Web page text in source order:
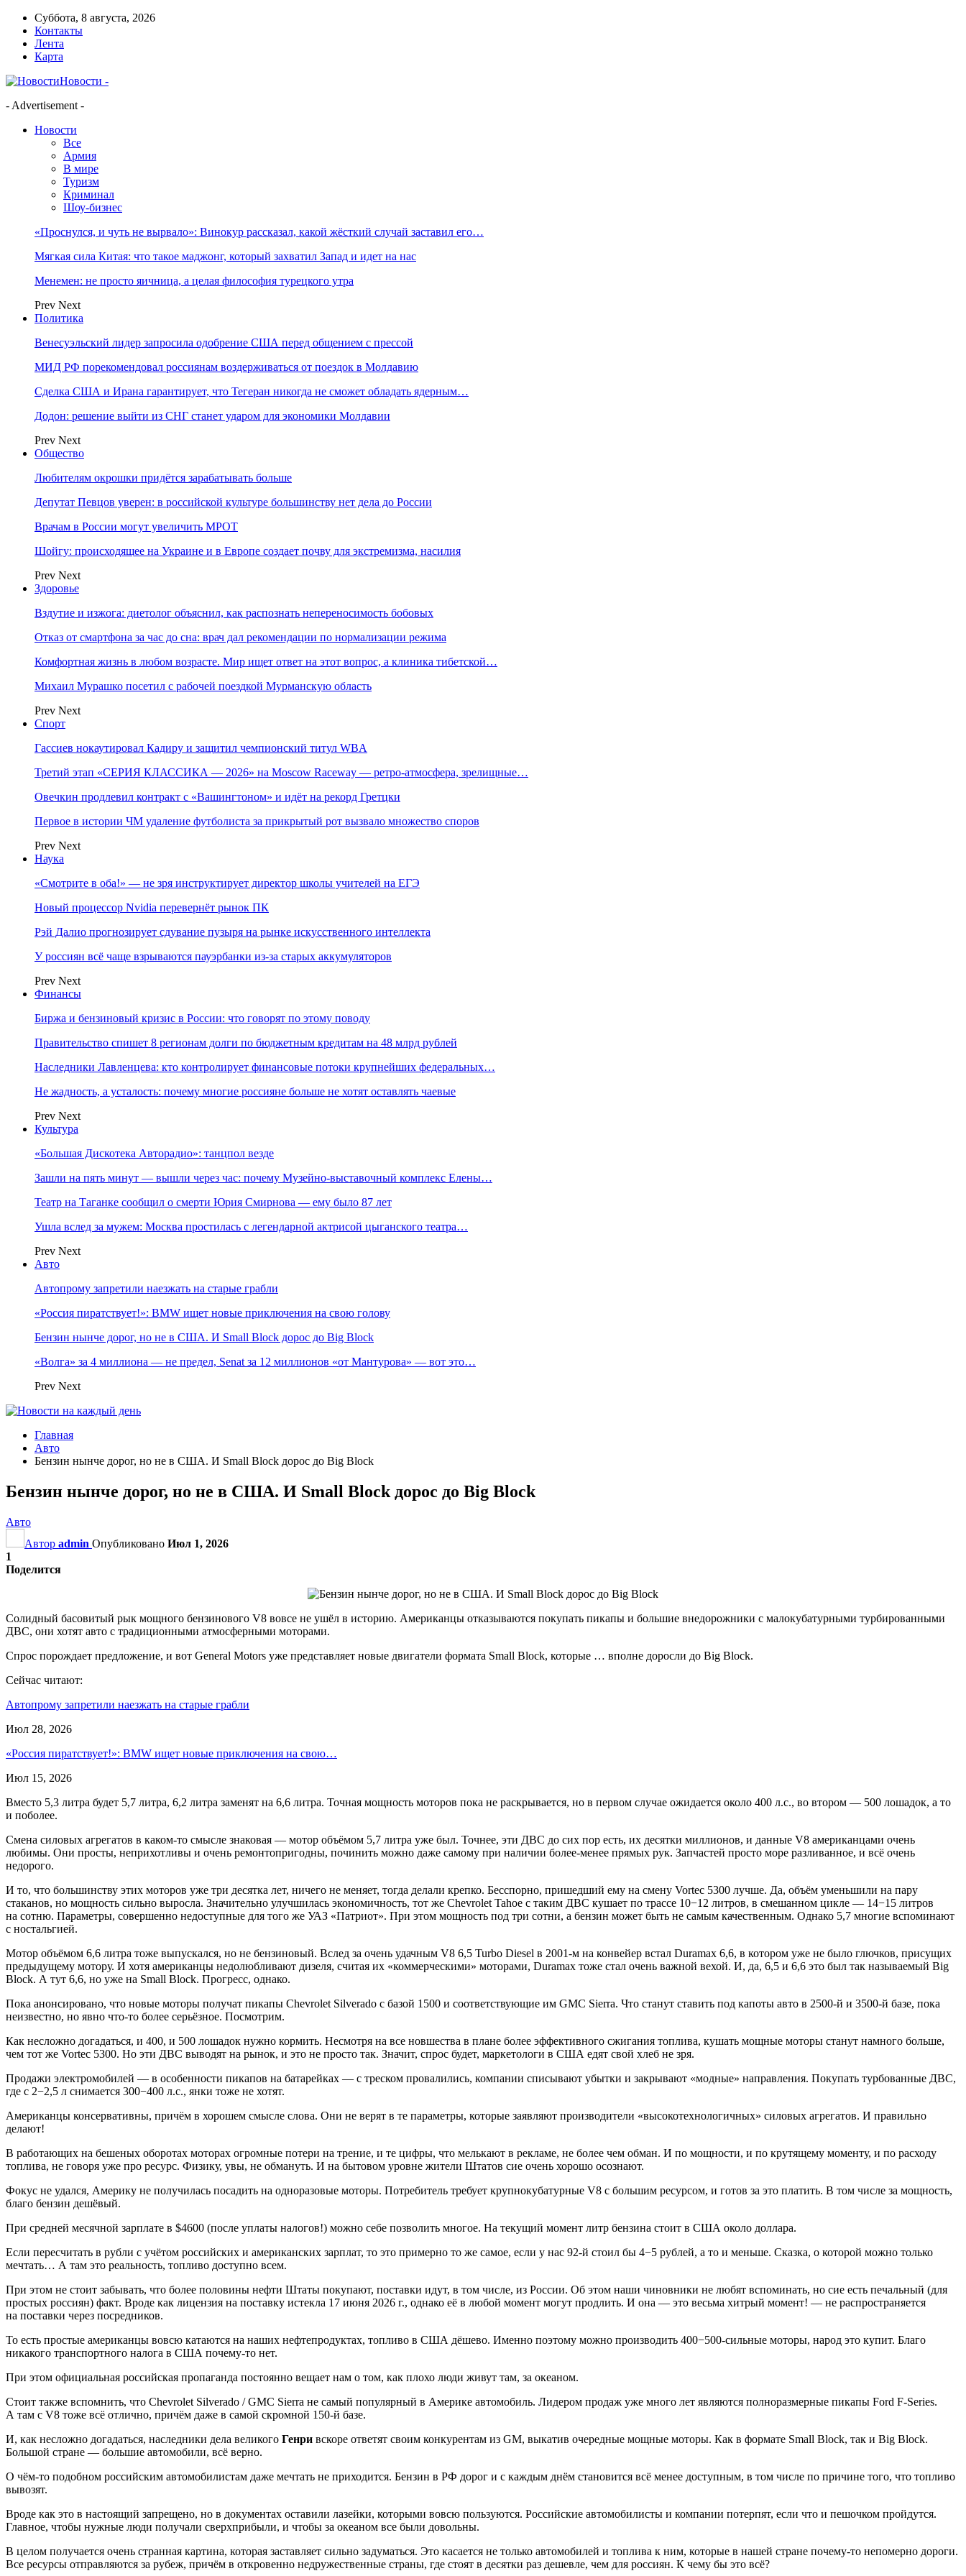
Суббота, 8 августа, 2026
Контакты
Лента
Карта
Новости -
- Advertisement -
Новости
Все
Армия
В мире
Туризм
Криминал
Шоу-бизнес
«Проснулся, и чуть не вырвало»: Винокур рассказал, какой жёсткий случай заставил его…
Мягкая сила Китая: что такое маджонг, который захватил Запад и идет на нас
Менемен: не просто яичница, а целая философия турецкого утра
Prev Next
Политика
Венесуэльский лидер запросила одобрение США перед общением с прессой
МИД РФ порекомендовал россиянам воздерживаться от поездок в Молдавию
Сделка США и Ирана гарантирует, что Тегеран никогда не сможет обладать ядерным…
Додон: решение выйти из СНГ станет ударом для экономики Молдавии
Prev Next
Общество
Любителям окрошки придётся зарабатывать больше
Депутат Певцов уверен: в российской культуре большинству нет дела до России
Врачам в России могут увеличить МРОТ
Шойгу: происходящее на Украине и в Европе создает почву для экстремизма, насилия
Prev Next
Здоровье
Вздутие и изжога: диетолог объяснил, как распознать непереносимость бобовых
Отказ от смартфона за час до сна: врач дал рекомендации по нормализации режима
Комфортная жизнь в любом возрасте. Мир ищет ответ на этот вопрос, а клиника тибетской…
Михаил Мурашко посетил с рабочей поездкой Мурманскую область
Prev Next
Спорт
Гассиев нокаутировал Кадиру и защитил чемпионский титул WBA
Третий этап «СЕРИЯ КЛАССИКА — 2026» на Moscow Raceway — ретро‑атмосфера, зрелищные…
Овечкин продлевил контракт с «Вашингтоном» и идёт на рекорд Гретцки
Первое в истории ЧМ удаление футболиста за прикрытый рот вызвало множество споров
Prev Next
Наука
«Смотрите в оба!» — не зря инструктирует директор школы учителей на ЕГЭ
Новый процессор Nvidia перевернёт рынок ПК
Рэй Далио прогнозирует сдувание пузыря на рынке искусственного интеллекта
У россиян всё чаще взрываются пауэрбанки из-за старых аккумуляторов
Prev Next
Финансы
Биржа и бензиновый кризис в России: что говорят по этому поводу
Правительство спишет 8 регионам долги по бюджетным кредитам на 48 млрд рублей
Наследники Лавленцева: кто контролирует финансовые потоки крупнейших федеральных…
Не жадность, а усталость: почему многие россияне больше не хотят оставлять чаевые
Prev Next
Культура
«Большая Дискотека Авторадио»: танцпол везде
Зашли на пять минут — вышли через час: почему Музейно-выставочный комплекс Елены…
Театр на Таганке сообщил о смерти Юрия Смирнова — ему было 87 лет
Ушла вслед за мужем: Москва простилась с легендарной актрисой цыганского театра…
Prev Next
Авто
Автопрому запретили наезжать на старые грабли
«Россия пиратствует!»: BMW ищет новые приключения на свою голову
Бензин нынче дорог, но не в США. И Small Block дорос до Big Block
«Волга» за 4 миллиона — не предел, Senat за 12 миллионов «от Мантурова» — вот это…
Prev Next
Главная
Авто
Бензин нынче дорог, но не в США. И Small Block дорос до Big Block
Бензин нынче дорог, но не в США. И Small Block дорос до Big Block
Авто
Автор admin Опубликовано Июл 1, 2026
1
Поделится
Солидный басовитый рык мощного бензинового V8 вовсе не ушёл в историю. Американцы отказываются покупать пикапы и большие внедорожники с малокубатурными турбированными
ДВС, они хотят авто с традиционными атмосферными моторами.
Спрос порождает предложение, и вот General Motors уже представляет новые двигатели формата Small Block, которые … вполне доросли до Big Block.
Сейчас читают:
Автопрому запретили наезжать на старые грабли
Июл 28, 2026
«Россия пиратствует!»: BMW ищет новые приключения на свою…
Июл 15, 2026
Вместо 5,3 литра будет 5,7 литра, 6,2 литра заменят на 6,6 литра. Точная мощность моторов пока не раскрывается, но в первом случае ожидается около 400 л.с., во втором — 500 лошадок, а то
и поболее.
Смена силовых агрегатов в каком-то смысле знаковая — мотор объёмом 5,7 литра уже был. Точнее, эти ДВС до сих пор есть, их десятки миллионов, и данные V8 американцами очень
любимы. Они просты, неприхотливы и очень ремонтопригодны, починить можно даже самому при наличии более-менее прямых рук. Запчастей просто море разливанное, и всё очень
недорого.
И то, что большинству этих моторов уже три десятка лет, ничего не меняет, тогда делали крепко. Бесспорно, пришедший ему на смену Vortec 5300 лучше. Да, объём уменьшили на пару
стаканов, но мощность сильно выросла. Значительно улучшилась экономичность, тот же Chevrolet Tahoe с таким ДВС кушает по трассе 10−12 литров, в смешанном цикле — 14−15 литров
на сотню. Параметры, совершенно недоступные для того же УАЗ «Патриот». При этом мощность под три сотни, а бензин может быть не самым качественным. Однако 5,7 многие вспоминают
с ностальгией.
Мотор объёмом 6,6 литра тоже выпускался, но не бензиновый. Вслед за очень удачным V8 6,5 Turbo Diesel в 2001-м на конвейер встал Duramax 6,6, в котором уже не было глючков, присущих
предыдущему мотору. И хотя американцы недолюбливают дизеля, считая их «коммерческими» моторами, Duramax тоже стал очень важной вехой. И, да, 6,5 и 6,6 это был так называемый Big
Block. А тут 6,6, но уже на Small Block. Прогресс, однако.
Пока анонсировано, что новые моторы получат пикапы Chevrolet Silverado с базой 1500 и соответствующие им GMC Sierra. Что станут ставить под капоты авто в 2500-й и 3500-й базе, пока
неизвестно, но явно что-то более серьёзное. Посмотрим.
Как несложно догадаться, и 400, и 500 лошадок нужно кормить. Несмотря на все новшества в плане более эффективного сжигания топлива, кушать мощные моторы станут намного больше,
чем тот же Vortec 5300. Но эти ДВС выводят на рынок, и это не просто так. Значит, спрос будет, маркетологи в США едят свой хлеб не зря.
Продажи электромобилей — в особенности пикапов на батарейках — с треском провалились, компании списывают убытки и закрывают «модные» направления. Покупать турбованные ДВС,
где с 2−2,5 л снимается 300−400 л.с., янки тоже не хотят.
Американцы консервативны, причём в хорошем смысле слова. Они не верят в те параметры, которые заявляют производители «высокотехнологичных» силовых агрегатов. И правильно
делают!
В работающих на бешеных оборотах моторах огромные потери на трение, и те цифры, что мелькают в рекламе, не более чем обман. И по мощности, и по крутящему моменту, и по расходу
топлива, не говоря уже про ресурс. Физику, увы, не обмануть. И на бытовом уровне жители Штатов сие очень хорошо осознают.
Фокус не удался, Америку не получилась посадить на одноразовые моторы. Потребитель требует крупнокубатурные V8 с большим ресурсом, и готов за это платить. В том числе за мощность,
благо бензин дешёвый.
При средней месячной зарплате в $4600 (после уплаты налогов!) можно себе позволить многое. На текущий момент литр бензина стоит в США около доллара.
Если пересчитать в рубли с учётом российских и американских зарплат, то это примерно то же самое, если у нас 92-й стоил бы 4−5 рублей, а то и меньше. Сказка, о которой можно только
мечтать… А там это реальность, топливо доступно всем.
При этом не стоит забывать, что более половины нефти Штаты покупают, поставки идут, в том числе, из России. Об этом наши чиновники не любят вспоминать, но сие есть печальный (для
простых россиян) факт. Вроде как лицензия на поставку истекла 17 июня 2026 г., однако её в любой момент могут продлить. И она — это весьма хитрый момент! — не распространяется
на поставки через посредников.
То есть простые американцы вовсю катаются на наших нефтепродуктах, топливо в США дёшево. Именно поэтому можно производить 400−500-сильные моторы, народ это купит. Благо
никакого транспортного налога в США почему-то нет.
При этом официальная российская пропаганда постоянно вещает нам о том, как плохо люди живут там, за океаном.
Стоит также вспомнить, что Chevrolet Silverado / GMC Sierra не самый популярный в Америке автомобиль. Лидером продаж уже много лет являются полноразмерные пикапы Ford F-Series.
А там с V8 тоже всё отлично, причём даже в самой скромной 150-й базе.
И, как несложно догадаться, наследники дела великого Генри вскоре ответят своим конкурентам из GM, выкатив очередные мощные моторы. Как в формате Small Block, так и Big Block.
Большой стране — большие автомобили, всё верно.
О чём-то подобном российским автомобилистам даже мечтать не приходится. Бензин в РФ дорог и с каждым днём становится всё менее доступным, в том числе по причине того, что топливо
вывозят.
Вроде как это в настоящий запрещено, но в документах оставили лазейки, которыми вовсю пользуются. Российские автомобилисты и компании потерпят, если что и пешочком пройдутся.
Главное, чтобы нужные люди получали сверхприбыли, и чтобы за океаном все были довольны.
В целом получается очень странная картина, которая заставляет сильно задуматься. Это касается не только автомобилей и топлива к ним, которые в нашей стране почему-то непомерно дороги.
Все ресурсы отправляются за рубеж, причём в откровенно недружественные страны, где стоят в десятки раз дешевле, чем для россиян. К чему бы это всё?